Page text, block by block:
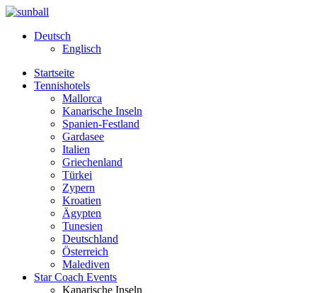
Deutsch
Englisch
Startseite
Tennishotels
Mallorca
Kanarische Inseln
Spanien-Festland
Gardasee
Italien
Griechenland
Türkei
Zypern
Kroatien
Ägypten
Tunesien
Deutschland
Österreich
Malediven
Star Coach Events
Kanarische Inseln